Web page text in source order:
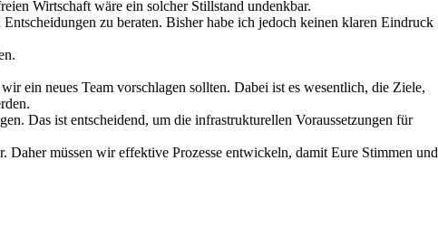
Wirtschaft wäre ein solcher Stillstand undenkbar.
zu beraten. Bisher habe ich jedoch keinen klaren Eindruck
ein neues Team vorschlagen sollten. Dabei ist es wesentlich, die Ziele,
Das ist entscheidend, um die infrastrukturellen Voraussetzungen für
müssen wir effektive Prozesse entwickeln, damit Eure Stimmen und